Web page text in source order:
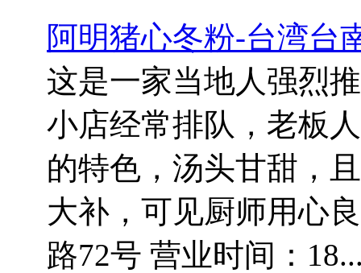
阿明猪心冬粉-台湾台
这是一家当地人强烈
小店经常排队，老板
的特色，汤头甘甜，
大补，可见厨师用心
路72号 营业时间：